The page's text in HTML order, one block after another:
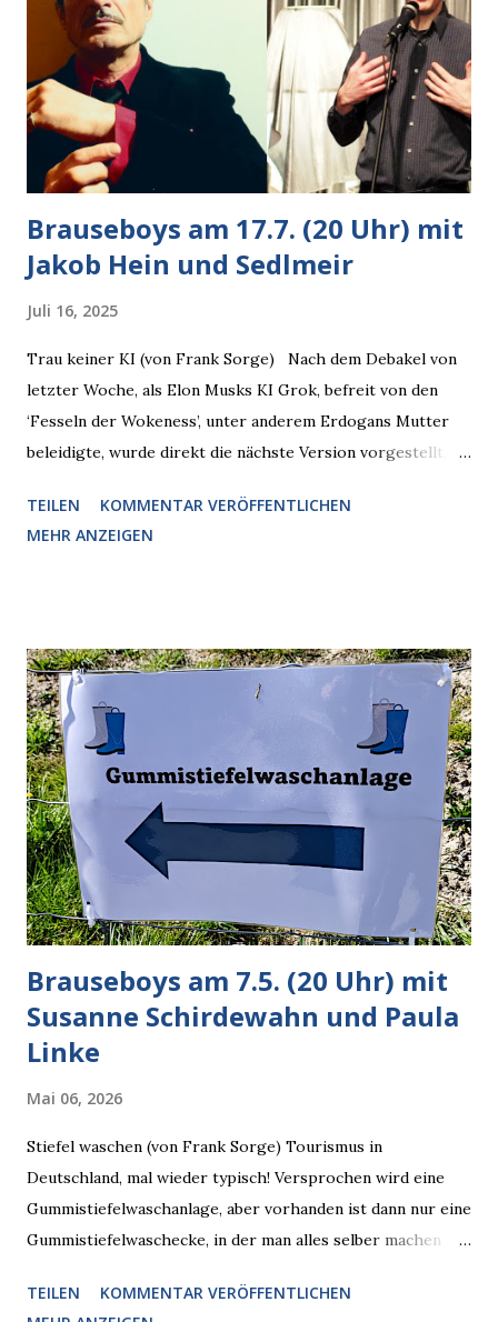
bestätigte der freundliche Nachbar, "Hab alles im Blick!”
Wir fixierten die ertappte Krähe, die sich zurückzog.
Heute ging sie leer aus, Abspann, Ende. Die Brauseboys am
Donnerstag, 4.6. (20 Uhr) Mit Mareike Barmeyer , Jobinski
und Bjarne Haus der Sinne (Ystader St...
Brauseboys am 17.7. (20 Uhr) mit
Jakob Hein und Sedlmeir
Juli 16, 2025
Trau keiner KI (von Frank Sorge) Nach dem Debakel von
letzter Woche, als Elon Musks KI Grok, befreit von den
‘Fesseln der Wokeness’, unter anderem Erdogans Mutter
beleidigte, wurde direkt die nächste Version vorgestellt,
radikalisierte, weil sie ohnehin kurz vor dem Austausch
stand. Das ist sogar recht logisch, aber nicht, um den
unauffälliger machen muss, damit die KI rechtslastig
argumentiert. So wird jetzt berichtet, dass der neue Grok
bei diversen Anfragen zu kontroversen Themen auf dem
Weg zu einer Antwort erst einmal Elons eigene Sicht der
Dinge auf Twitter abfragen und entscheidend relevant
verarbeiten muss. Das ist lächerlich und gefährlich
zugleich. Denn eine Information fehlt noch, Grok soll
künftig in den US-amerikanischen Behörden mitarbeiten,
zuvord...
TEILEN
KOMMENTAR VERÖFFENTLICHEN
MEHR ANZEIGEN
Brauseboys am 7.5. (20 Uhr) mit
Susanne Schirdewahn und Paula
Linke
Mai 06, 2026
Stiefel waschen (von Frank Sorge) Tourismus in
Deutschland, mal wieder typisch! Versprochen wird eine
Gummistiefelwaschanlage, aber vorhanden ist dann nur eine
Gummistiefelwaschecke, in der man alles selber machen
Susanne Schirdewahn und Paula Linke Haus der Sinne
TEILEN
KOMMENTAR VERÖFFENTLICHEN